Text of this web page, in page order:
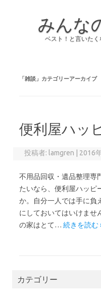
みんな
ベスト！と言いたく
「雑談 」カテゴリーアーカイブ
便利屋ハッ
投稿者: lamgren 2016
不用品回収・遺品整理専
たいなら、便利屋ハッピ
か。自分一人では手に負
にしておいてはいけませ
の家はとて… 続きを読む
カテゴリー